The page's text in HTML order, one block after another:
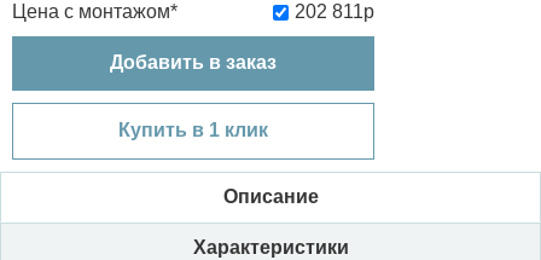
Цена с монтажом*
202 811р
Добавить в заказ
Купить в 1 клик
Описание
Характеристики